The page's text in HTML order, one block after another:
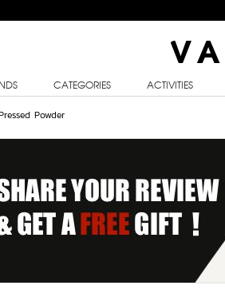
CATEGORIES ACTIVITIES
Powder